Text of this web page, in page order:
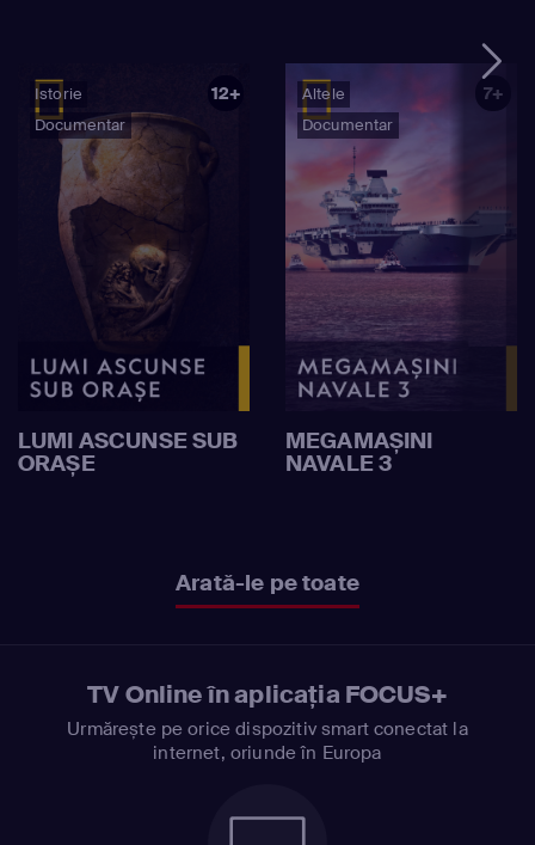
Istorie
Documentar
12+
LUMI ASCUNSE SUB
ORAȘE
Altele
Documentar
7+
MEGAMAȘINI
NAVALE 3
Arată-le pe toate
TV Online în aplicația FOCUS+
Urmărește pe orice dispozitiv smart conectat la
internet, oriunde în Europa